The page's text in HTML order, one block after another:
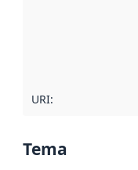
URI:
Tema